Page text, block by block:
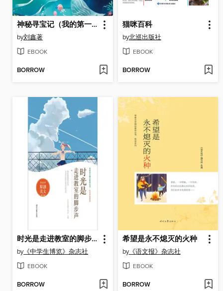
神秘寻宝记（我的第一本思维导图启蒙绘本）
by刘鑫著
EBOOK
BORROW
猫咪百科
by北巡出版社
EBOOK
BORROW
时光是走进教室的脚步声
by《中学生博览》杂志社
EBOOK
BORROW
希望是永不熄灭的火种
by《语文报》杂志社
EBOOK
BORROW